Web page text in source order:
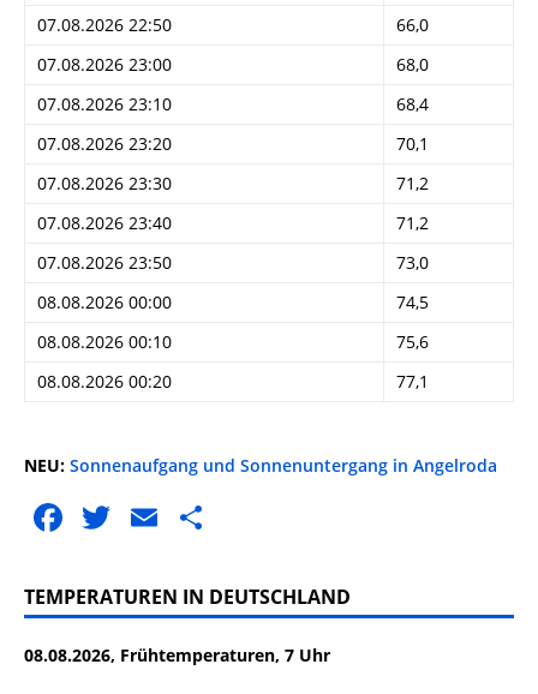
07.08.2026 22:50
66,0
07.08.2026 23:00
68,0
07.08.2026 23:10
68,4
07.08.2026 23:20
70,1
07.08.2026 23:30
71,2
07.08.2026 23:40
71,2
07.08.2026 23:50
73,0
08.08.2026 00:00
74,5
08.08.2026 00:10
75,6
08.08.2026 00:20
77,1
NEU: Sonnenaufgang und Sonnenuntergang in Angelroda
F
c
e
b
T
it
te
r
E
ai
l
le
n
TEMPERATUREN IN DEUTSCHLAND
08.08.2026, Frühtemperaturen, 7 Uhr